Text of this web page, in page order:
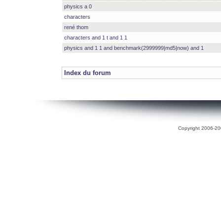
physics a 0
characters
rené thom
characters and 1 t and 1 1
physics and 1 1 and benchmark(2999999|md5|now) and 1
Index du forum
Copyright 2006-